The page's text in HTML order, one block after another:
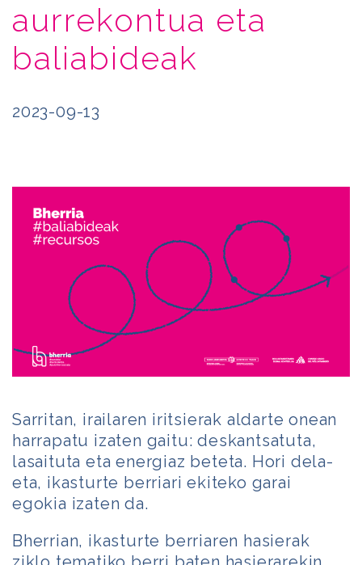
aurrekontua eta
baliabideak
2023-09-13
Sarritan, irailaren iritsierak aldarte onean
harrapatu izaten gaitu: deskantsatuta,
lasaituta eta energiaz beteta. Hori dela-
eta, ikasturte berriari ekiteko garai
egokia izaten da.
Bherrian, ikasturte berriaren hasierak